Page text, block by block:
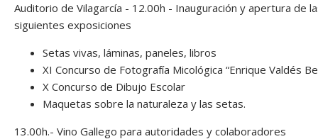
Auditorio de Vilagarcía - 12.00h - Inauguración y apertura de
siguientes exposiciones
Setas vivas, láminas, paneles, libros
XI Concurso de Fotografía Micológica “Enrique Valdés
X Concurso de Dibujo Escolar
Maquetas sobre la naturaleza y las setas.
13.00h.- Vino Gallego para autoridades y colaboradores